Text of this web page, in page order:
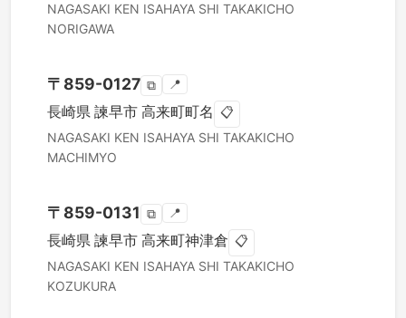
NAGASAKI KEN ISAHAYA SHI TAKAKICHO
NORIGAWA
〒 859-0127 ⧉ 📍
長崎県 諫早市 高来町町名 📋
NAGASAKI KEN ISAHAYA SHI TAKAKICHO
MACHIMYO
〒 859-0131 ⧉ 📍
長崎県 諫早市 高来町神津倉 📋
NAGASAKI KEN ISAHAYA SHI TAKAKICHO
KOZUKURA